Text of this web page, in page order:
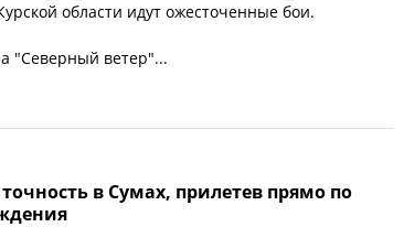
области идут ожесточенные бои.
"Северный ветер"...
в Сумах, прилетев прямо по